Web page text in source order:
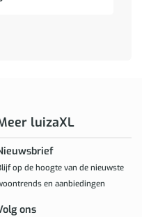
luizaXL
op de hoogte van de nieuwste
en aanbiedingen
ons